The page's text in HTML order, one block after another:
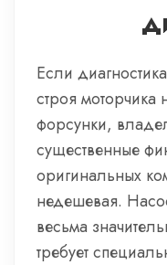
Если
строя моторчика
форсунки,
существенные
оригинальных
недешевая.
весьма
требует